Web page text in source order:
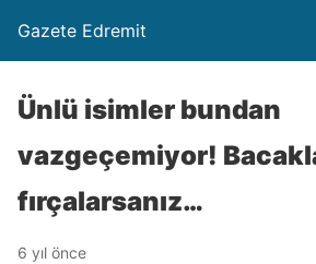
Gazete Edremit
Ünlü isimler bundan
vazgeçemiyor!
fırçalarsanız…
6 yıl önce